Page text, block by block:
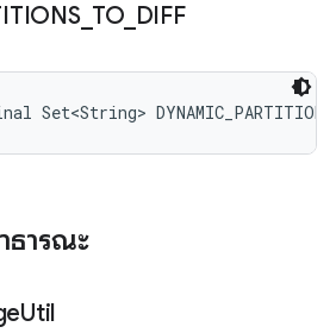
_ TO_ DIFF
ธารณะ
Util